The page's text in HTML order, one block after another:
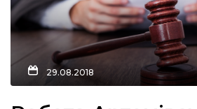
новини
29.08.2018